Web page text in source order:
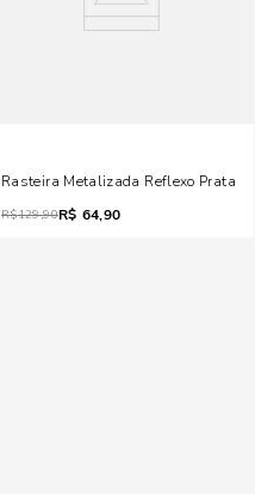
Rasteira Metalizada Reflexo Prata
R$129,90R$ 64,90